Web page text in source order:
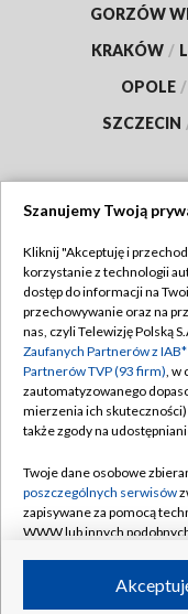
GORZÓW
KRAKÓW /
OPOLE /
SZCZECIN
Abonament TVP
Emisja w TVP
Centrum informacji
Naziemna
Rada Programowa
System NOS
Informacje o
Program dla prasy
Szanujemy Twoją
Kliknij "Akceptuję i
korzystanie z technologii
dostęp do informacji na
przechowywanie oraz na
nas, czyli Telewizję Polską
Zaufanych Partnerów z
Partnerów TVP (93 firm), w
zautomatyzowanego
mierzenia ich
także zgody na
Twoje dane osobowe
poszczególnych serwisów
zapisywane za pomocą
WWW lub innych
ruchu w Internecie.